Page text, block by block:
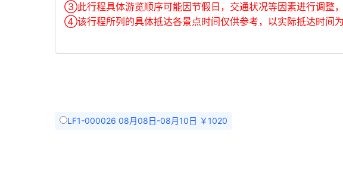
③此行程具体游览顺序可能因节假日，交通状况等因素进行调整，
④该行程所列的具体抵达各景点时间仅供参考，以实际抵达时间为
LF1-000026 08月08日-08月10日 ￥1020